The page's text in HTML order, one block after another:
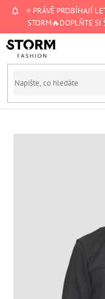
Přejít
🔅PRÁVĚ PROBÍHAJÍ
STORM🔥DOPLŇTE SI